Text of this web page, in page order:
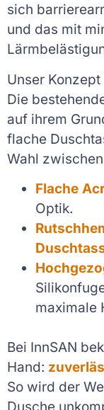
sich
und das mit
Unser
Die
auf ihrem
flache
Wahl
Flache
Optik.
maximale
Bei InnSAN
Hand:
So wird der